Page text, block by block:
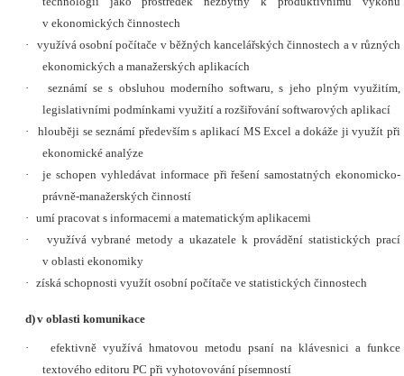
v ekonomických činnostech
·
využívá osobní počítače v běžných kancelářských činnostech a v různých
ekonomických a manažerských aplikacích
·
seznámí se s obsluhou moderního softwaru, s jeho plným využitím,
legislativními podmínkami využití a rozšiřování softwarových aplikací
·
hlouběji se seznámí především s aplikací MS Excel a dokáže ji využít při
ekonomické analýze
·
je schopen vyhledávat informace při řešení samostatných ekonomicko-
právně-manažerských činností
· umí pracovat s informacemi a matematickým aplikacemi
·
využívá vybrané metody a ukazatele k provádění statistických prací
v oblasti ekonomiky
· získá schopnosti využít osobní počítače ve statistických činnostech
d)v oblasti komunikace
·
efektivně využívá hmatovou metodu psaní na klávesnici a funkce
textového editoru PC při vyhotovování písemností